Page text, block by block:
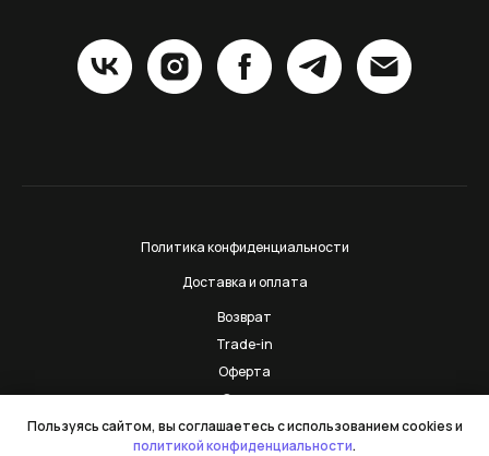
Пользуясь сайтом, вы соглашаетесь с использованием cookies и
политикой конфиденциальности.
Политика конфиденциальности
Доставка и оплата
Возврат
Trade-in
Оферта
Сервис
Контакты